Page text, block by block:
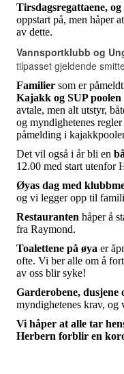
Tirsdagsregattaene,
oppstart på, men håper
av dette.
Vannsportklubb og
tilpasset gjeldende
Familier som er påmeldt
Kajakk og SUP poolen
avtale, men alt utstyr,
og myndighetenes
påmelding i
Det vil også i år bli en
12.00 med start utenfor
Øyas dag med
og vi legger opp til
Restauranten håper å
fra Raymond.
Toalettene på øya er
ofte. Vi ber alle om å
av oss blir syke!
Garderobene, dusjene
myndighetenes krav, og
Vi håper at alle tar
Herbern forblir en